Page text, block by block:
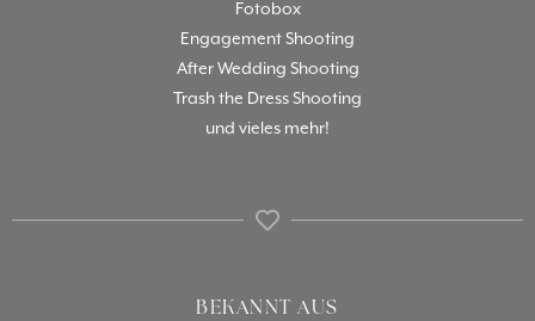
Fotobox
Engagement Shooting
After Wedding Shooting
Trash the Dress Shooting
und vieles mehr!
BEKANNT AUS